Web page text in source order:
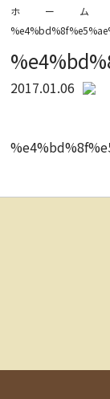
ホーム
2017.01.06